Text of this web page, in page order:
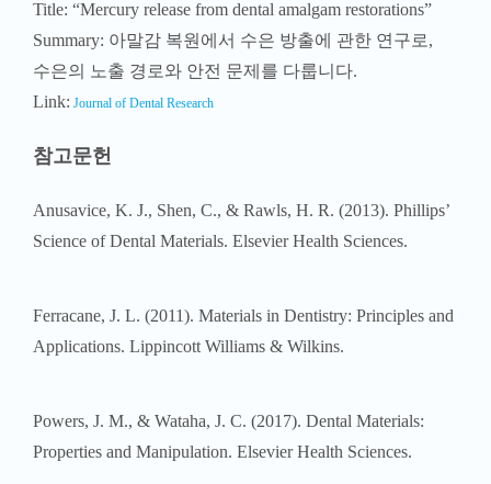
Anusavice, K. J., Shen, C., & Rawls, H. R. (2013). Phillips’
Science of Dental Materials. Elsevier Health Sciences.
Applications. Lippincott Williams & Wilkins.
Powers, J. M., & Wataha, J. C. (2017). Dental Materials:
울산 치과의 만족도는 환자의 리뷰를
바탕으로 한 높은 신뢰성 ⭐⭐⭐⭐⭐